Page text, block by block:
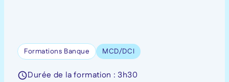
Formations Banque MCD/DCI
Durée de la formation : 3h30